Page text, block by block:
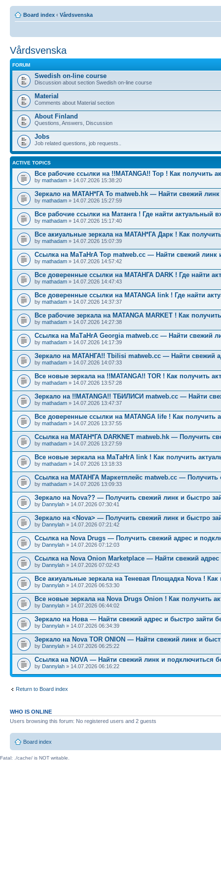
Board index ‹ Vårdsvenska
Vårdsvenska
FORUM
Swedish on-line course
Discussion about section Swedish on-line course
Material
Comments about Material section
About Finland
Questions, Answers, Discussion
Jobs
Job related questions, job requests..
ACTIVE TOPICS
Все рабочие ссылки на !!MATANGA!! Тор ! Как получить
by mathadam » 14.07.2026 15:38:20
Зеркало на МАТАН*ГА To matweb.hk — Найти свежий линк
by mathadam » 14.07.2026 15:27:59
Все рабочие ссылки на Матанга ! Где найти актуальный
by mathadam » 14.07.2026 15:17:40
Все акиуальные зеркала на МАТАН*ГА Дарк ! Как
by mathadam » 14.07.2026 15:07:39
Ссылка на МаТаНгА Тор matweb.cc — Найти свежий линк
by mathadam » 14.07.2026 14:57:42
Все доверенные ссылки на МАТАНГА DARK ! Где найти
by mathadam » 14.07.2026 14:47:43
Все доверенные ссылки на MATANGA link ! Где найти
by mathadam » 14.07.2026 14:37:37
Все рабочие зеркала на MATANGA MARKET ! Как
by mathadam » 14.07.2026 14:27:38
Ссылка на МаТаНгА Georgia matweb.cc — Найти свежий
by mathadam » 14.07.2026 14:17:39
Зеркало на МАТАНГА!! Tbilisi matweb.cc — Найти свежий
by mathadam » 14.07.2026 14:07:33
Все новые зеркала на !!MATANGA!! TOR ! Как получить
by mathadam » 14.07.2026 13:57:28
Зеркало на !!MATANGA!! ТБИЛИСИ matweb.cc — Найти
by mathadam » 14.07.2026 13:47:37
Все доверенные ссылки на MATANGA life ! Как получить
by mathadam » 14.07.2026 13:37:55
Ссылка на МАТАН*ГА DARKNET matweb.hk — Получить
by mathadam » 14.07.2026 13:27:59
Все новые зеркала на МаТаНгА link ! Как получить
by mathadam » 14.07.2026 13:18:33
Ссылка на МАТАНГА Маркетплейс matweb.cc — Получить
by mathadam » 14.07.2026 13:09:33
Зеркало на Nova?? — Получить свежий линк и быстро
by Dannylah » 14.07.2026 07:30:41
Зеркало на <Nova> — Получить свежий линк и быстро
by Dannylah » 14.07.2026 07:21:42
Ссылка на Nova Drugs — Получить свежий адрес и
by Dannylah » 14.07.2026 07:12:03
Ссылка на Nova Onion Marketplace — Найти свежий
by Dannylah » 14.07.2026 07:02:43
Все акиуальные зеркала на Теневая Площадка Nova ! Как
by Dannylah » 14.07.2026 06:53:30
Все новые зеркала на Nova Drugs Onion ! Как получить
by Dannylah » 14.07.2026 06:44:02
Зеркало на Нова — Найти свежий адрес и быстро зайти
by Dannylah » 14.07.2026 06:34:39
Зеркало на Nova TOR ONION — Найти свежий линк и
by Dannylah » 14.07.2026 06:25:22
Ссылка на NOVA — Найти свежий линк и подключиться
by Dannylah » 14.07.2026 06:16:22
Return to Board index
WHO IS ONLINE
Users browsing this forum: No registered users and 2 guests
Board index
Fatal: ./cache/ is NOT writable.